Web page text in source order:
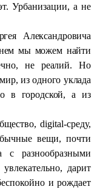
Урбанизации, а не
Александровича
нем мы можем найти
не реалий. Но
из одного уклада
в городской, а из
digital-среду,
вещи, почти
с разнообразными
дарит
и рождает